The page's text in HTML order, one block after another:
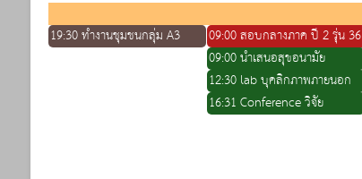
19:30 ทำงานชุมชนกลุ่ม A3
09:00 สอบกลางภาค ปี 2 รุ่น 36
09:00 นำเสนอสุขอนามัย
12:30 lab บุคลิกภาพภายนอก
16:31 Conference วิจัย